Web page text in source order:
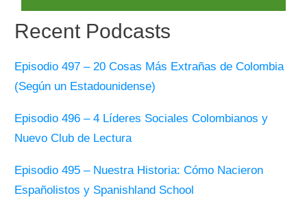
Recent Podcasts
Episodio 497 – 20 Cosas Más Extrañas de Colombia
(Según un Estadounidense)
Episodio 496 – 4 Líderes Sociales Colombianos y
Nuevo Club de Lectura
Episodio 495 – Nuestra Historia: Cómo Nacieron
Españolistos y Spanishland School